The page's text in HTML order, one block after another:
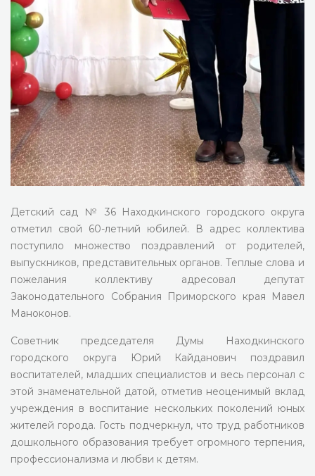
Детский сад № 36 Находкинского городского округа
отметил свой 60-летний юбилей. В адрес коллектива
поступило множество поздравлений от родителей,
выпускников, представительных органов. Теплые слова и
пожелания коллективу адресовал депутат
Законодательного Собрания Приморского края Мавел
Маноконов.
Советник председателя Думы Находкинского
городского округа Юрий Кайданович поздравил
воспитателей, младших специалистов и весь персонал с
этой знаменательной датой, отметив неоценимый вклад
учреждения в воспитание нескольких поколений юных
жителей города. Гость подчеркнул, что труд работников
дошкольного образования требует огромного терпения,
профессионализма и любви к детям.